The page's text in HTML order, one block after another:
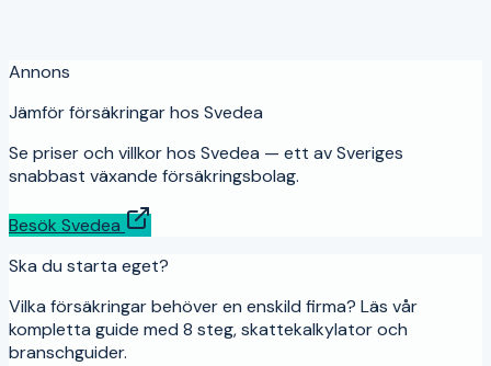
Annons
Jämför försäkringar hos Svedea
Se priser och villkor hos Svedea — ett av Sveriges
snabbast växande försäkringsbolag.
Besök Svedea
Ska du starta eget?
Vilka försäkringar behöver en enskild firma? Läs vår
kompletta guide med 8 steg, skattekalkylator och
branschguider.